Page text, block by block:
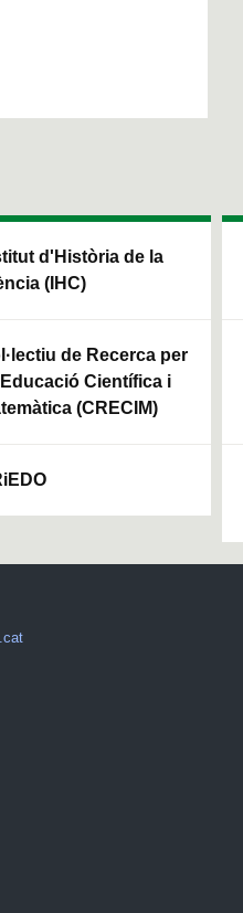
d'Història de la
(IHC)
de Recerca per
Científica i
(CRECIM)